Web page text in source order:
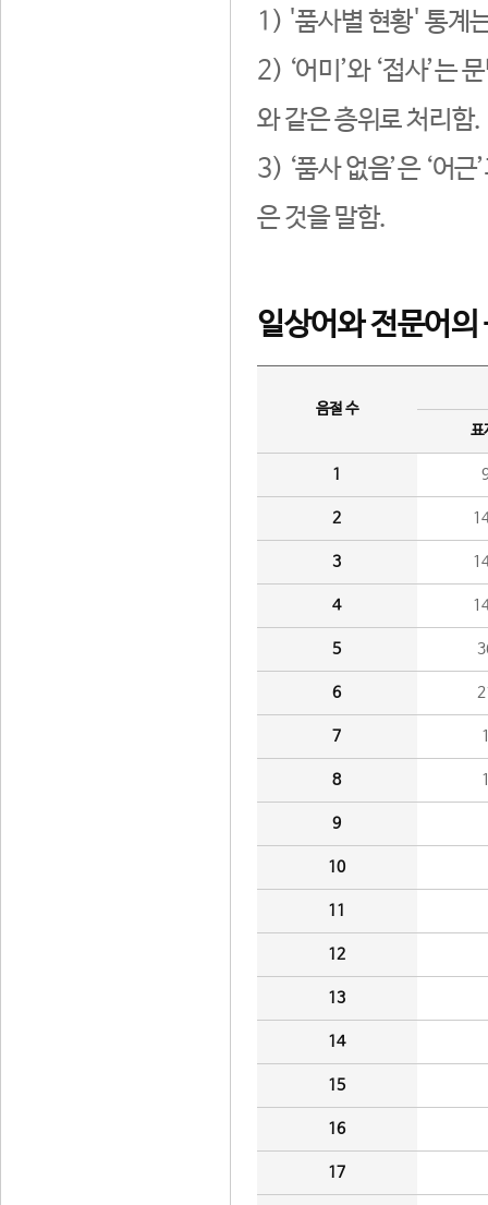
1) '품사별 현황' 통계
2) ‘어미’와 ‘접사’는
와 같은 층위로 처리함.
3) ‘품사 없음’은 ‘어
은 것을 말함.
일상어와 전문어의
음절 수
표
1
2
3
4
5
6
7
8
9
10
11
12
13
14
15
16
17